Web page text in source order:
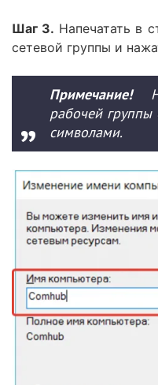
Шаг 3. Напечатать в
сетевой группы и
Примечание!
рабочей
символами.